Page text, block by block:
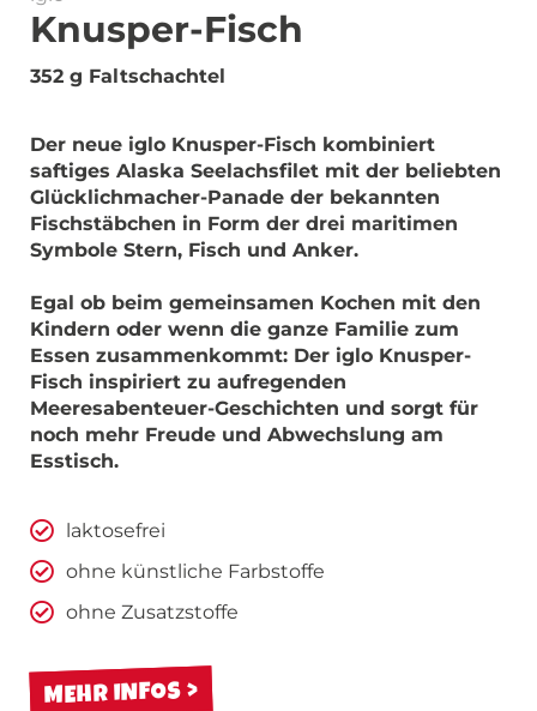
Knusper-Fisch
352 g Faltschachtel
Der neue iglo Knusper-Fisch kombiniert
saftiges Alaska Seelachsfilet mit der beliebten
Glücklichmacher-Panade der bekannten
Fischstäbchen in Form der drei maritimen
Symbole Stern, Fisch und Anker.
Egal ob beim gemeinsamen Kochen mit den
Kindern oder wenn die ganze Familie zum
Essen zusammenkommt: Der iglo Knusper-
Fisch inspiriert zu aufregenden
Meeresabenteuer-Geschichten und sorgt für
noch mehr Freude und Abwechslung am
Esstisch.
laktosefrei
ohne künstliche Farbstoffe
ohne Zusatzstoffe
MEHR INFOS